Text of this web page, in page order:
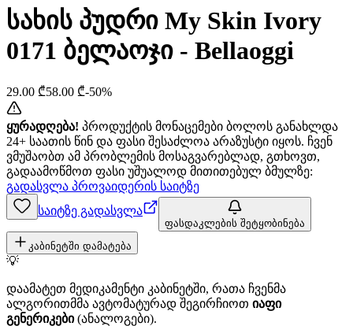
სახის პუდრი My Skin Ivory
0171 ბელაოჯი - Bellaoggi
29.00 ₾58.00 ₾-50%
ყურადღება! პროდუქტის მონაცემები ბოლოს განახლდა
24+ საათის წინ და ფასი შესაძლოა არაზუსტი იყოს. ჩვენ
ვმუშაობთ ამ პრობლემის მოსაგვარებლად, გთხოვთ,
გადაამოწმოთ ფასი უშუალოდ მითითებულ ბმულზე:
გადასვლა პროვაიდერის საიტზე
საიტზე გადასვლა
ფასდაკლების შეტყობინება
კაბინეტში დამატება
💡
დაამატეთ მედიკამენტი კაბინეტში, რათა ჩვენმა
ალგორითმმა ავტომატურად შეგირჩიოთ იაფი
გენერიკები(ანალოგები).